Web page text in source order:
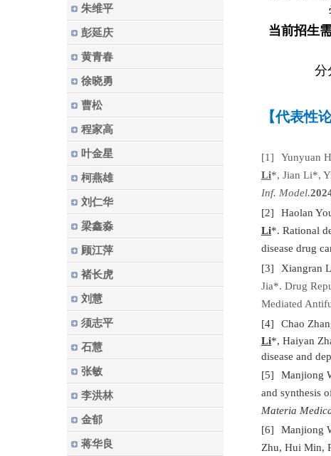
朱维平
彭延庆
黄青春
徐晓勇
曹松
程家高
叶金星
柯燕雄
刘仁华
梁鑫淼
顾江萍
褚长虎
刘慧
须志平
石慧
张敏
李洪林
金郁
蒋华良
学硕/
当前招生
药
分分离
【代表性
[1] Yunyuan
Li*, Jian Li*,
Inf. Model.
[2]
Haolan
Li*. Rational
disease drug
[3]
Xiangran
Jia*. Drug
Mediated
[4]
Chao
Li*, Haiyan
disease and
[5]
Manjiong
and synthesis
Materia
[6]
Manjiong
Zhu, Hui Min,